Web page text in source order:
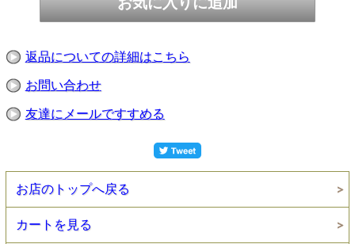
返品についての詳細はこちら
お問い合わせ
友達にメールですすめる
お店のトップへ戻る
カートを見る